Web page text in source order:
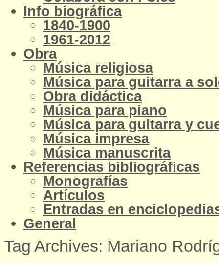
Info biográfica
1840-1900
1961-2012
Obra
Música religiosa
Música para guitarra a
Obra didáctica
Música para piano
Música para guitarra y
Música impresa
Música manuscrita
Referencias bibliográficas
Monografías
Artículos
Entradas en
General
Tag Archives: Mariano